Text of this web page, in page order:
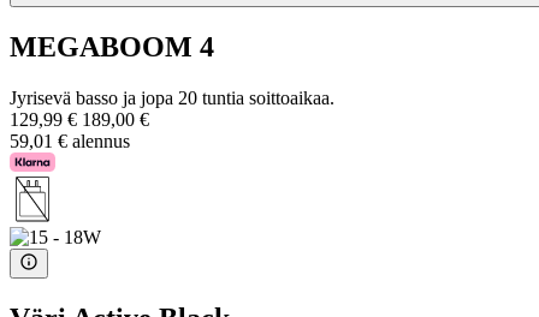
MEGABOOM 4
Jyrisevä basso ja jopa 20 tuntia soittoaikaa.
129,99 € 189,00 €
59,01 € alennus